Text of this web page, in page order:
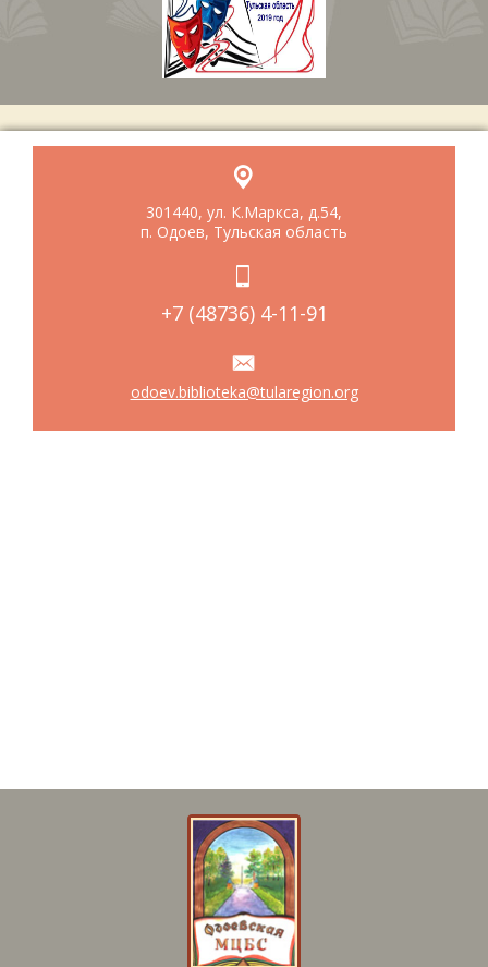
301440, ул. К.Маркса, д.54,
п. Одоев, Тульская область
+7 (48736) 4-11-91
odoev.biblioteka@tularegion.org